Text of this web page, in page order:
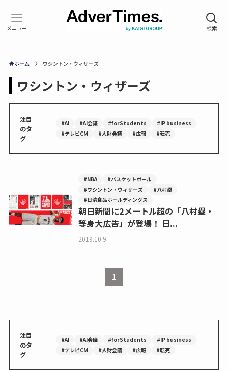
ホーム ワシントン・ウィザーズ
ワシントン・ウィザーズ
注目
のタ
グ
｜ #AI #AI会議 #forStudents
#IP business
#テレビCM
#人財会議 #広報 #転売
#NBA
#バスケットボール
#ワシントン・ウィザーズ
#八村塁
#日清食品ホールディングス
朝日新聞に2メートル超の「八村塁・
等身大広告」が登場！ 日...
2019.10.9
1
注目
のタ
グ
｜ #AI #AI会議 #forStudents
#IP business
#テレビCM
#人財会議 #広報 #転売